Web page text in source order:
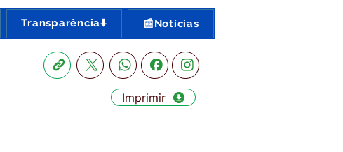
Transparência⬇️ 📰Notícias
Imprimir